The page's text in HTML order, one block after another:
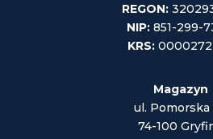
REGON:
NIP:851-299-
KRS:
Magazyn
ul. Pomorska
74-100